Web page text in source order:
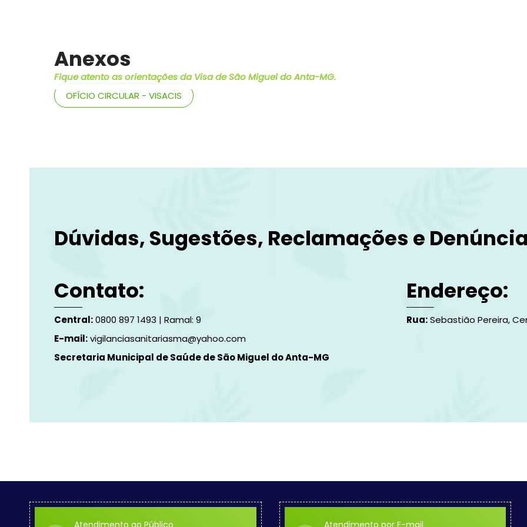
Anexos
Fique atento as orientações da Visa de São Miguel do Anta-MG.
OFÍCIO CIRCULAR - VISACIS
Dúvidas, Sugestões, Reclamações e
Contato:
Central:0800 897 1493 | Ramal: 9
E-mail:vigilanciasanitariasma@yahoo.com
Secretaria Municipal de Saúde de São Miguel do Anta-MG
Endereço:
Rua:Sebastião Pereira,